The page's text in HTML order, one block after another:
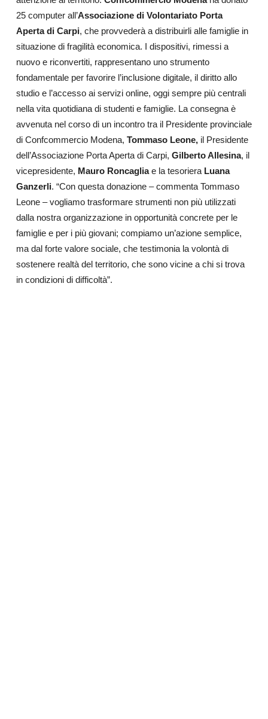
25 computer all’Associazione di Volontariato Porta
Aperta di Carpi, che provvederà a distribuirli alle famiglie in
situazione di fragilità economica. I dispositivi, rimessi a
nuovo e riconvertiti, rappresentano uno strumento
fondamentale per favorire l’inclusione digitale, il diritto allo
studio e l’accesso ai servizi online, oggi sempre più centrali
nella vita quotidiana di studenti e famiglie. La consegna è
avvenuta nel corso di un incontro tra il Presidente provinciale
di Confcommercio Modena, Tommaso Leone,il Presidente
dell’Associazione Porta Aperta di Carpi, Gilberto Allesina, il
vicepresidente, Mauro Roncagliae la tesoriera Luana
Ganzerli. “Con questa donazione – commenta Tommaso
Leone – vogliamo trasformare strumenti non più utilizzati
dalla nostra organizzazione in opportunità concrete per le
famiglie e per i più giovani; compiamo un’azione semplice,
ma dal forte valore sociale, che testimonia la volontà di
sostenere realtà del territorio, che sono vicine a chi si trova
in condizioni di difficoltà”.